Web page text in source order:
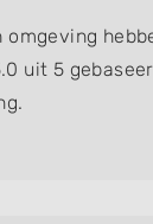
uit 5